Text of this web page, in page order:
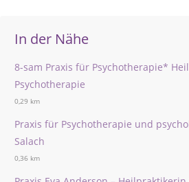
In der Nähe
8-sam Praxis für Psychotherapie*
Psychotherapie
0,29 km
Praxis für Psychotherapie und
Salach
0,36 km